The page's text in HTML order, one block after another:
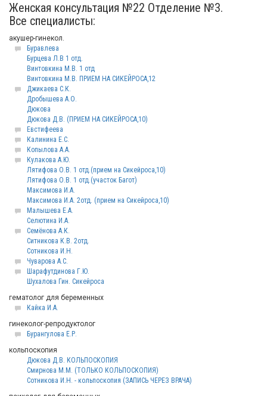
Женская консультация №22 Отделение №3.
Все специалисты:
акушер-гинекол.
Буравлева
Бурцева Л.В 1 отд.
Винтовкина М.В. 1 отд
Винтовкина М.В. ПРИЕМ НА СИКЕЙРОСА,12
Джикаева С.К.
Дробышева А.О.
Дюкова
Дюкова Д.В. (ПРИЕМ НА СИКЕЙРОСА,10)
Евстифеева
Калинина Е.С.
Копылова А.А.
Кулакова А.Ю.
Лятифова О.В. 1 отд.(прием на Сикейроса,10)
Лятифова О.В. 1 отд.(участок Багот)
Максимова И.А.
Максимова И.А. 2отд. (прием на Сикейроса,10)
Малышева Е.А.
Селютина И.А.
Семёнова А.К.
Ситникова К.В. 2отд.
Сотникова И.Н.
Чуварова А.С.
Шарафутдинова Г.Ю.
Шухалова Гин. Сикейроса
гематолог для беременных
Кайка И.А.
гинеколог-репродуктолог
Бурангулова Е.Р.
кольпоскопия
Дюкова Д.В. КОЛЬПОСКОПИЯ
Смирнова М.М. (ТОЛЬКО КОЛЬПОСКОПИЯ)
Сотникова И.Н. - кольпоскопия (ЗАПИСЬ ЧЕРЕЗ ВРАЧА)